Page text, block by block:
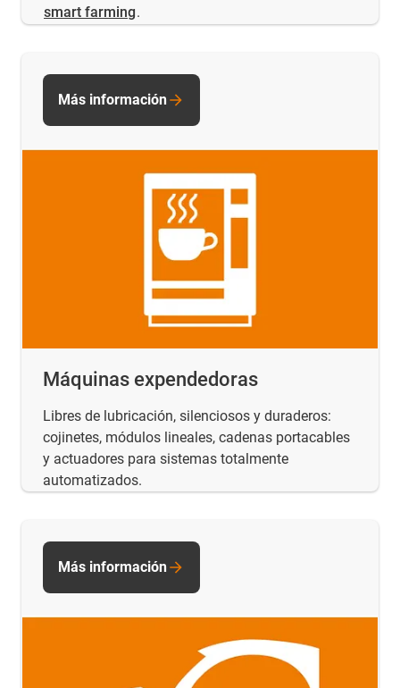
smart farming.
Máquinas expendedoras
Libres de lubricación, silenciosos y duraderos:
cojinetes, módulos lineales, cadenas portacables
y actuadores para sistemas totalmente
automatizados.
Más información
Más información